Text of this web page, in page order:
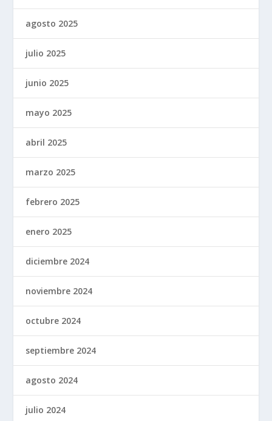
agosto 2025
julio 2025
junio 2025
mayo 2025
abril 2025
marzo 2025
febrero 2025
enero 2025
diciembre 2024
noviembre 2024
octubre 2024
septiembre 2024
agosto 2024
julio 2024